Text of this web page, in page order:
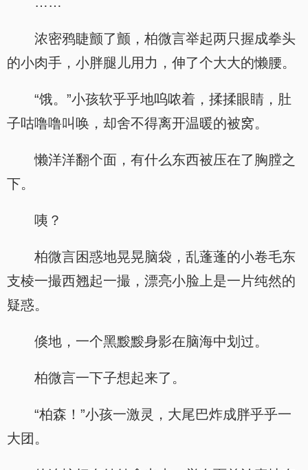
浓密鸦睫颤了颤，柏微言举起两只握成拳头
的小肉手，小胖腿儿用力，伸了个大大的懒腰。
“饿。”小孩软乎乎地呜哝着，揉揉眼睛，肚
子咕噜噜叫唤，却舍不得离开温暖的被窝。
懒洋洋翻个面，有什么东西被压在了胸膛之
下。
咦？
柏微言困惑地晃晃脑袋，乱蓬蓬的小卷毛东
支棱一撮西翘起一撮，漂亮小脸上是一片纯然的
疑惑。
倏地，一个黑黢黢身影在脑海中划过。
柏微言一下子想起来了。
“柏森！”小孩一激灵，大尾巴炸成胖乎乎一
大团。